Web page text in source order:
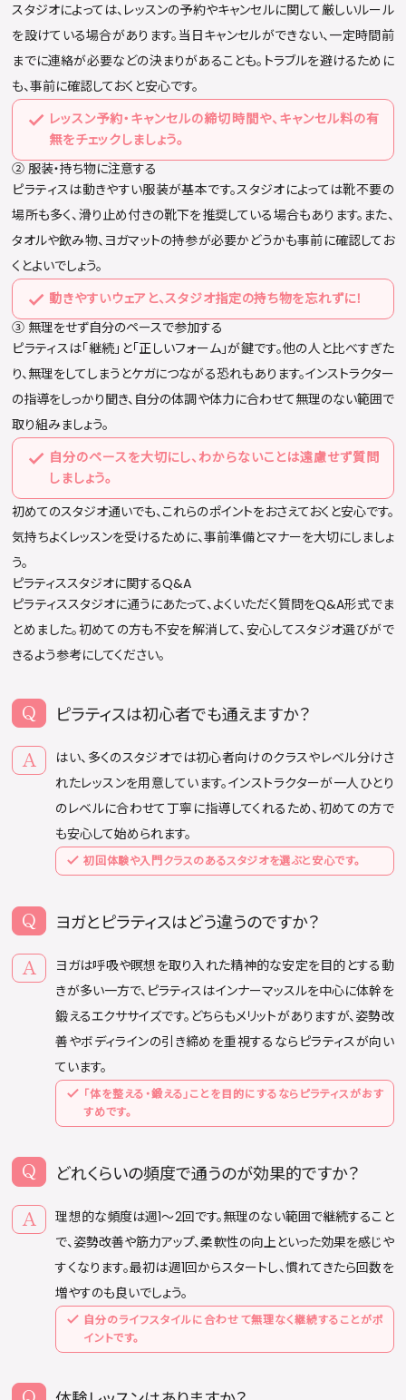
スタジオによっては、レッスンの予約やキャンセルに関して厳しいルール
を設けている場合があります。当日キャンセルができない、一定時間前
までに連絡が必要などの決まりがあることも。トラブルを避けるために
も、事前に確認しておくと安心です。
レッスン予約・キャンセルの締切時間や、キャンセル料の有
無をチェックしましょう。
② 服装・持ち物に注意する
ピラティスは動きやすい服装が基本です。スタジオによっては靴不要の
場所も多く、滑り止め付きの靴下を推奨している場合もあります。また、
タオルや飲み物、ヨガマットの持参が必要かどうかも事前に確認してお
くとよいでしょう。
動きやすいウェアと、スタジオ指定の持ち物を忘れずに！
③ 無理をせず自分のペースで参加する
ピラティスは「継続」と「正しいフォーム」が鍵です。他の人と比べすぎた
り、無理をしてしまうとケガにつながる恐れもあります。インストラクター
の指導をしっかり聞き、自分の体調や体力に合わせて無理のない範囲で
取り組みましょう。
自分のペースを大切にし、わからないことは遠慮せず質問
しましょう。
初めてのスタジオ通いでも、これらのポイントをおさえておくと安心です。
気持ちよくレッスンを受けるために、事前準備とマナーを大切にしましょ
う。
ピラティススタジオに関するQ&A
ピラティススタジオに通うにあたって、よくいただく質問をQ&A形式でま
とめました。初めての方も不安を解消して、安心してスタジオ選びがで
きるよう参考にしてください。
ピラティスは初心者でも通えますか？
はい、多くのスタジオでは初心者向けのクラスやレベル分けさ
れたレッスンを用意しています。インストラクターが一人ひとり
のレベルに合わせて丁寧に指導してくれるため、初めての方で
も安心して始められます。
初回体験や入門クラスのあるスタジオを選ぶと安心です。
ヨガとピラティスはどう違うのですか？
ヨガは呼吸や瞑想を取り入れた精神的な安定を目的とする動
きが多い一方で、ピラティスはインナーマッスルを中心に体幹を
鍛えるエクササイズです。どちらもメリットがありますが、姿勢改
善やボディラインの引き締めを重視するならピラティスが向い
ています。
「体を整える・鍛える」ことを目的にするならピラティスがおす
すめです。
どれくらいの頻度で通うのが効果的ですか？
理想的な頻度は週1〜2回です。無理のない範囲で継続すること
で、姿勢改善や筋力アップ、柔軟性の向上といった効果を感じや
すくなります。最初は週1回からスタートし、慣れてきたら回数を
増やすのも良いでしょう。
自分のライフスタイルに合わせて無理なく継続することがポ
イントです。